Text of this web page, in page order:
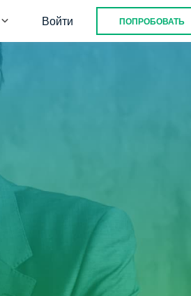
Войти ПОПРОБОВАТЬ